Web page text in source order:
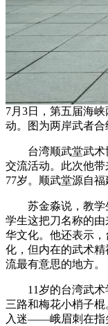
7月3日，第五届海
动。图为两岸武者
台湾顺武堂武术
交流活动。此次他
77岁。顺武堂源自福
苏金淼说，教学
学生这把刀名称的
华文化。他还表示
化，但内在的武术
流最有意思的地方。
11岁的台湾武术
三路和梅花小梢子
入迷——峨眉刺在指